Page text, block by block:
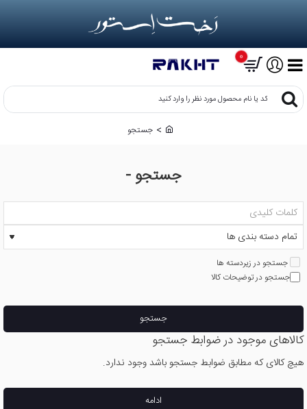
0
کد
کنید
جستجو -
e
جستجو
جستجو در زیردسته ها
جستجو در توضیحات کالا
جستجو
کالاهای موجود در ضوابط جستجو
هیچ کالای که مطابق ضوابط جستجو باشد وجود ندارد.
ادامه